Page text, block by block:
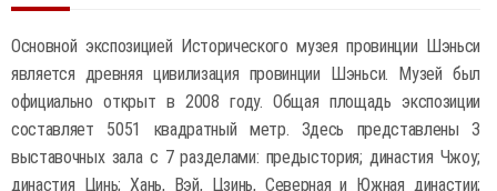
Основной экспозицией Исторического музея провинции Шэньси
является древняя цивилизация провинции Шэньси. Музей был
официально открыт в 2008 году. Общая площадь экспозиции
составляет 5051 квадратный метр. Здесь представлены 3
выставочных зала с 7 разделами: предыстория; династия Чжоу;
династия Цинь; Хань, Вэй, Цзинь, Северная и Южная династии;